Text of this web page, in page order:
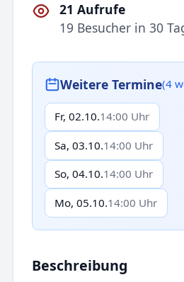
21 Aufrufe
19 Besucher in 30
Weitere Termine(4
Fr, 02.10.14:00 Uhr
Sa, 03.10.14:00 Uhr
So, 04.10.14:00 Uhr
Mo, 05.10.14:00 Uhr
Beschreibung